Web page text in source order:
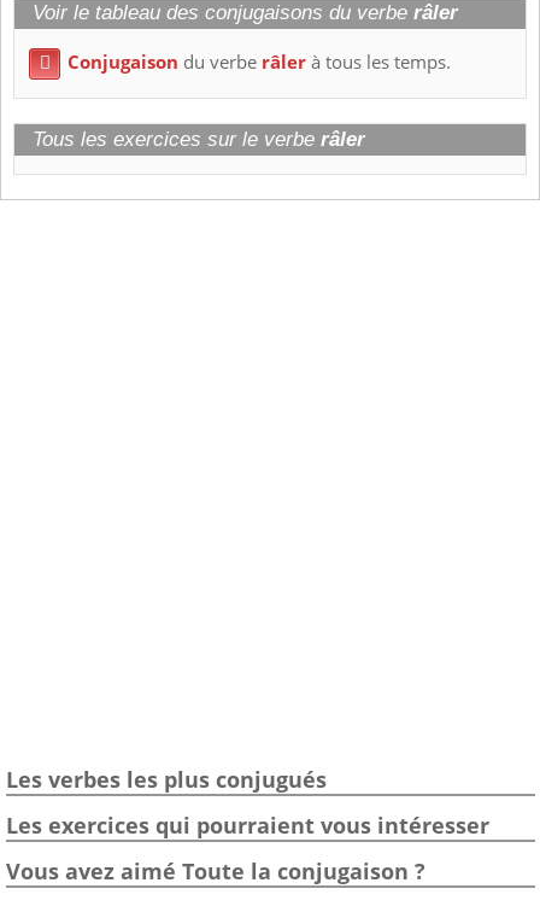
Voir le tableau des conjugaisons du verbe râler
 Conjugaison du verbe râlerà tous les temps.
Tous les exercices sur le verbe râler
Les verbes les plus conjugués
Les exercices qui pourraient vous intéresser
Vous avez aimé Toute la conjugaison ?